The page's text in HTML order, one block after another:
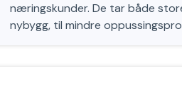
næringskunder. De tar både
nybygg, til mindre